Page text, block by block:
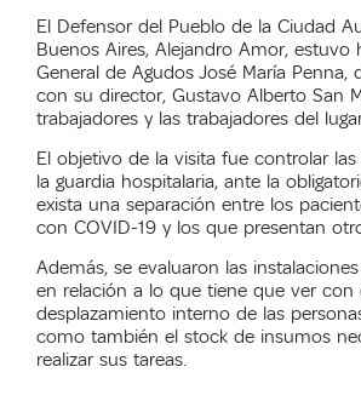
El Defensor del Pueblo de la Ciudad
Buenos Aires, Alejandro Amor, estuvo
General de Agudos José María Penna,
con su director, Gustavo Alberto San
trabajadores y las trabajadores del
El objetivo de la visita fue controlar
la guardia hospitalaria, ante la
exista una separación entre los
con COVID-19 y los que presentan
Además, se evaluaron las
en relación a lo que tiene que ver con
desplazamiento interno de las
como también el stock de insumos
realizar sus tareas.